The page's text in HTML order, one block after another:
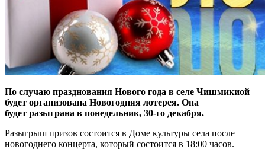
По случаю празднования Нового года в селе Чишмикиой
будет организована Новогодняя лотерея. Она
будет разыграна в понедельник, 30-го декабря.
Разыгрыш призов состоится в Доме культуры села после
новогоднего концерта, который состоится в 18:00 часов.